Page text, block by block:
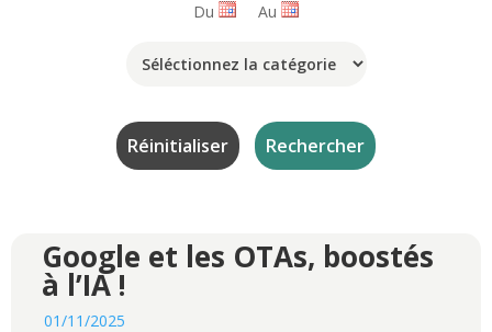
Du Au
Google et les OTAs, boostés
à l’IA !
01/11/2025